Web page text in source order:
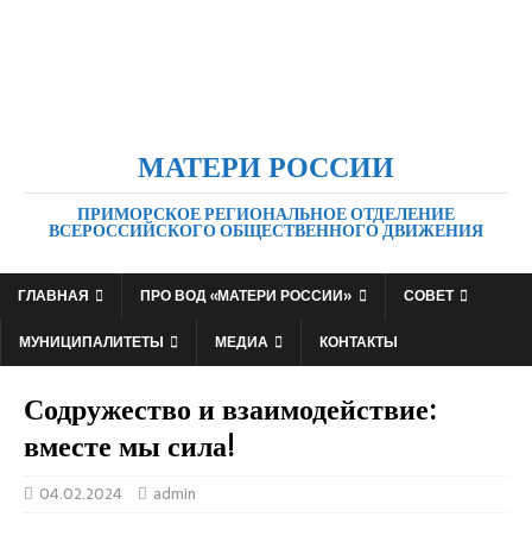
МАТЕРИ РОССИИ
ПРИМОРСКОЕ РЕГИОНАЛЬНОЕ ОТДЕЛЕНИЕ
ВСЕРОССИЙСКОГО ОБЩЕСТВЕННОГО ДВИЖЕНИЯ
ГЛАВНАЯ ПРО ВОД «МАТЕРИ РОССИИ»
СОВЕТ
МУНИЦИПАЛИТЕТЫ
МЕДИА КОНТАКТЫ
Содружество и взаимодействие:
вместе мы сила!
04.02.2024 admin